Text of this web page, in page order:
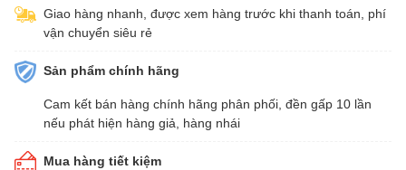
Giao hàng nhanh, được xem hàng trước khi thanh toán, phí
vận chuyển siêu rẻ
Sản phẩm chính hãng
Cam kết bán hàng chính hãng phân phối, đền gấp 10 lần
nếu phát hiện hàng giả, hàng nhái
Mua hàng tiết kiệm